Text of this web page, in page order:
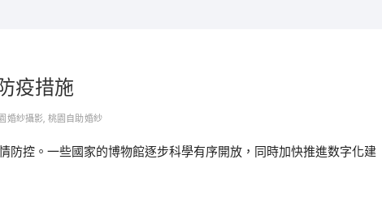
疫措施
婚紗攝影, 桃園自助婚紗
控。一些國家的博物館逐步科學有序開放，同時加快推進数字化建